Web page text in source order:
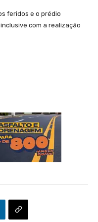
feridos e o prédio
com a realização